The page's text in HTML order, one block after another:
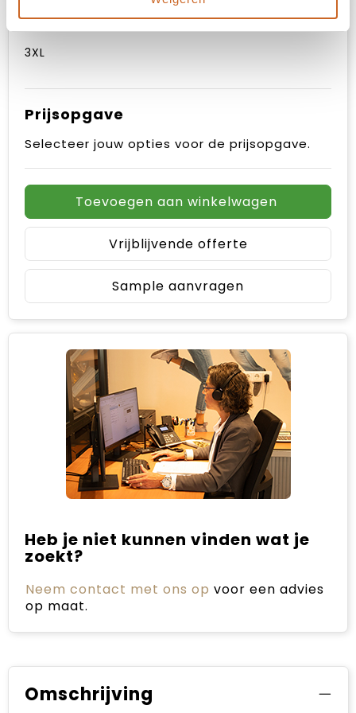
3XL
Prijsopgave
Selecteer jouw opties voor de prijsopgave.
Toevoegen aan winkelwagen
Vrijblijvende offerte
Sample aanvragen
Heb je niet kunnen vinden wat je
zoekt?
Neem contact met ons op voor een advies
op maat.
Omschrijving